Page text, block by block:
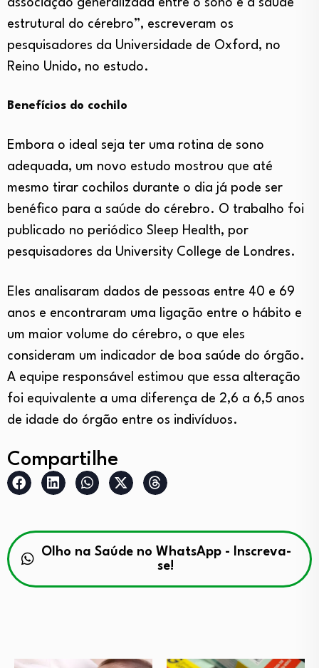
associação generalizada entre o sono e a saúde
estrutural do cérebro”, escreveram os
pesquisadores da Universidade de Oxford, no
Reino Unido, no estudo.
Benefícios do cochilo
Embora o ideal seja ter uma rotina de sono
adequada, um novo estudo mostrou que até
mesmo tirar cochilos durante o dia já pode ser
benéfico para a saúde do cérebro. O trabalho foi
publicado no periódico Sleep Health, por
pesquisadores da University College de Londres.
Eles analisaram dados de pessoas entre 40 e 69
anos e encontraram uma ligação entre o hábito e
um maior volume do cérebro, o que eles
consideram um indicador de boa saúde do órgão.
A equipe responsável estimou que essa alteração
foi equivalente a uma diferença de 2,6 a 6,5 anos
de idade do órgão entre os indivíduos.
Compartilhe
Olho na Saúde no WhatsApp - Inscreva-
se!